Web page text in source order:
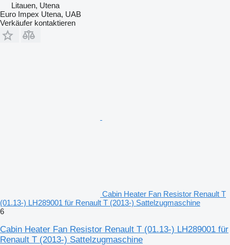
Litauen, Utena
Euro Impex Utena, UAB
Verkäufer kontaktieren
Cabin Heater Fan Resistor Renault T
(01.13-) LH289001 für Renault T (2013-) Sattelzugmaschine
6
Cabin Heater Fan Resistor Renault T (01.13-) LH289001 für
Renault T (2013-) Sattelzugmaschine